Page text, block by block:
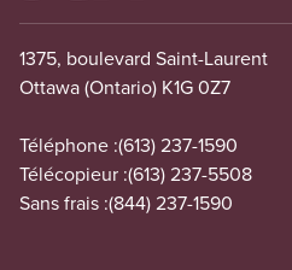
1375, boulevard Saint-Laurent
Ottawa (Ontario) K1G 0Z7
Téléphone :(613) 237-1590
Télécopieur :(613) 237-5508
Sans frais :(844) 237-1590